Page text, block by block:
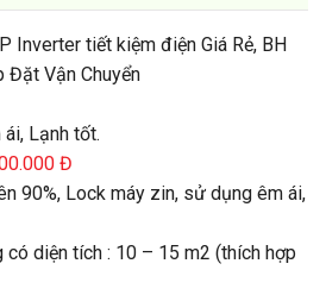
Inverter tiết kiệm điện Giá Rẻ, BH
Đặt Vận Chuyển
ái, Lạnh tốt.
Đ
90%, Lock máy zin, sử dụng êm ái,
có diện tích : 10 – 15 m2 (thích hợp